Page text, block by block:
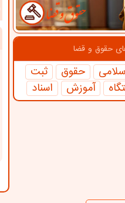
حقوق و قضا
حقوق
ثبت
آموزش اسناد